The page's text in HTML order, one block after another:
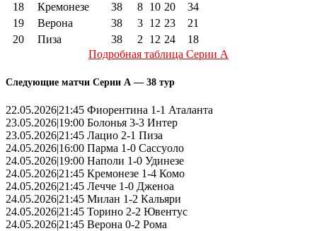
18
Кремонезе 38 8 10 20
34
19
Верона 38 3 12 23
21
20
Пиза 38 2 12 24
18
Подробная таблица Серии А
Следующие матчи Серии А — 38 тур
22.05.2026|21:45 Фиорентина 1-1 Аталанта
23.05.2026|19:00 Болонья 3-3 Интер
23.05.2026|21:45 Лацио 2-1 Пиза
24.05.2026|16:00 Парма 1-0 Сассуоло
24.05.2026|19:00 Наполи 1-0 Удинезе
24.05.2026|21:45 Кремонезе 1-4 Комо
24.05.2026|21:45 Лечче 1-0 Дженоа
24.05.2026|21:45 Милан 1-2 Кальяри
24.05.2026|21:45 Торино 2-2 Ювентус
24.05.2026|21:45 Верона 0-2 Рома